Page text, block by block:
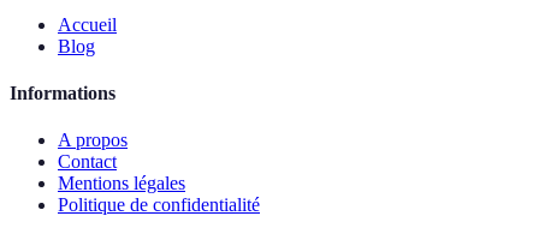
Accueil
Blog
Informations
A propos
Contact
Mentions légales
Politique de confidentialité